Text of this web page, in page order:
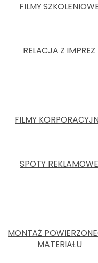
FILMY
RELACJA Z IMPREZ
FILMY
SPOTY REKLAMOWE
MONTAŻ
MATERIAŁU